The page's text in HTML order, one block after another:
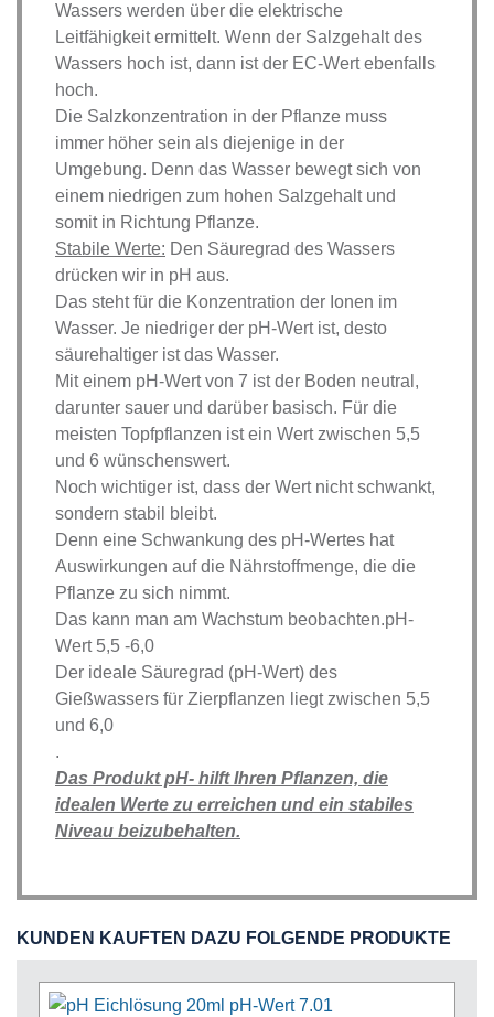
Wassers werden über die elektrische
Leitfähigkeit ermittelt. Wenn der Salzgehalt des
Wassers hoch ist, dann ist der EC-Wert ebenfalls
hoch.
Die Salzkonzentration in der Pflanze muss
immer höher sein als diejenige in der
Umgebung. Denn das Wasser bewegt sich von
einem niedrigen zum hohen Salzgehalt und
somit in Richtung Pflanze.
Stabile Werte: Den Säuregrad des Wassers
drücken wir in pH aus.
Das steht für die Konzentration der Ionen im
Wasser. Je niedriger der pH-Wert ist, desto
säurehaltiger ist das Wasser.
Mit einem pH-Wert von 7 ist der Boden neutral,
darunter sauer und darüber basisch. Für die
meisten Topfpflanzen ist ein Wert zwischen 5,5
und 6 wünschenswert.
Noch wichtiger ist, dass der Wert nicht schwankt,
sondern stabil bleibt.
Denn eine Schwankung des pH-Wertes hat
Auswirkungen auf die Nährstoffmenge, die die
Pflanze zu sich nimmt.
Das kann man am Wachstum beobachten.pH-
Wert 5,5 -6,0
Der ideale Säuregrad (pH-Wert) des
Gießwassers für Zierpflanzen liegt zwischen 5,5
und 6,0
.
Das Produkt pH- hilft Ihren Pflanzen, die
idealen Werte zu erreichen und ein stabiles
Niveau beizubehalten.
KUNDEN KAUFTEN DAZU FOLGENDE PRODUKTE